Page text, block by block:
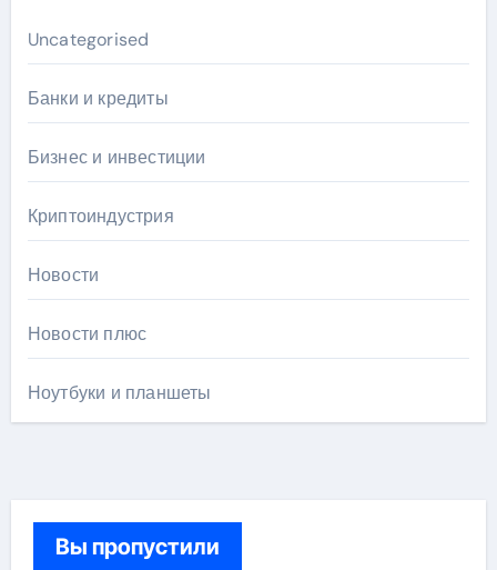
Uncategorised
Банки и кредиты
Бизнес и инвестиции
Криптоиндустрия
Новости
Новости плюс
Ноутбуки и планшеты
Вы пропустили